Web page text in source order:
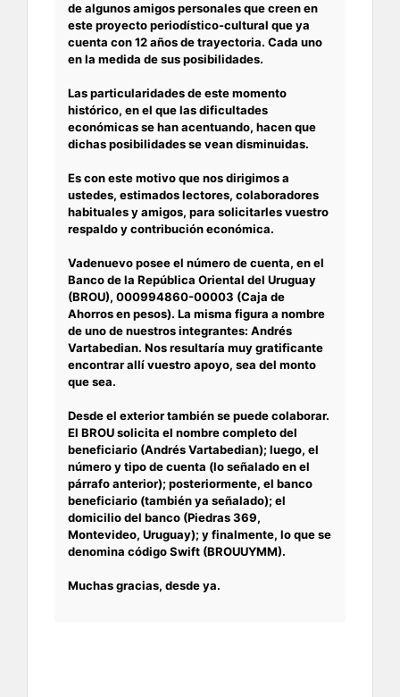
de algunos amigos personales que creen en
este proyecto periodístico-cultural que ya
cuenta con 12 años de trayectoria. Cada uno
en la medida de sus posibilidades.
Las particularidades de este momento
histórico, en el que las dificultades
económicas se han acentuando, hacen que
dichas posibilidades se vean disminuidas.
Es con este motivo que nos dirigimos a
ustedes, estimados lectores, colaboradores
habituales y amigos, para solicitarles vuestro
respaldo y contribución económica.
Vadenuevo posee el número de cuenta, en el
Banco de la República Oriental del Uruguay
(BROU), 000994860-00003 (Caja de
Ahorros en pesos). La misma figura a nombre
de uno de nuestros integrantes: Andrés
Vartabedian. Nos resultaría muy gratificante
encontrar allí vuestro apoyo, sea del monto
que sea.
Desde el exterior también se puede colaborar.
El BROU solicita el nombre completo del
beneficiario (Andrés Vartabedian); luego, el
número y tipo de cuenta (lo señalado en el
párrafo anterior); posteriormente, el banco
beneficiario (también ya señalado); el
domicilio del banco (Piedras 369,
Montevideo, Uruguay); y finalmente, lo que se
denomina código Swift (BROUUYMM).
Muchas gracias, desde ya.